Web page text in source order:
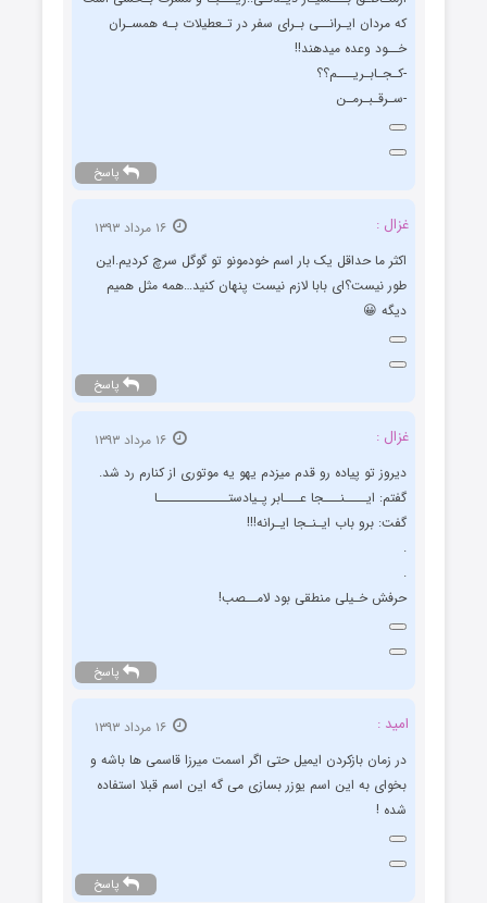
که مردان ایـرانــی بـرای سفر در تـعطیلات بـه همسـران
خــود وعده میدهند!!
-کـجـابـریـــم؟؟
-سـرقـبـرمـن
پاسخ
غزال :
اکثر ما حداقل یک بار اسم خودمونو تو گوگل سرچ کردیم.این
طور نیست؟ای بابا لازم نیست پنهان کنید…همه مثل همیم
دیگه 😀
پاسخ
غزال :
دیروز تو پیاده رو قدم میزدم یهو یه موتوری از کنارم رد شد.
گفتم: ایــــنـــجا عـــابر پـیادستـــــــــــــا
گفت: برو باب ایـنـجا ایـرانه!!!
.
.
حرفش خـیلی منطقی بود لامــصب!
پاسخ
امید :
در زمان بازکردن ایمیل حتی اگر اسمت میرزا قاسمی ها باشه و
بخوای به این اسم یوزر بسازی می گه این اسم قبلا استفاده
شده !
پاسخ